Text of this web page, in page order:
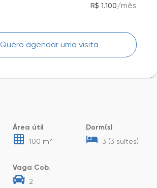
R$ 1.100/mês
Quero agendar uma visita
Área útil
100 m²
Dorm(s)
3 (3 suítes)
Vaga Cob.
2